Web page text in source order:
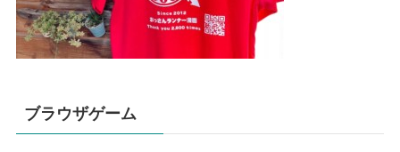
ブラウザゲーム